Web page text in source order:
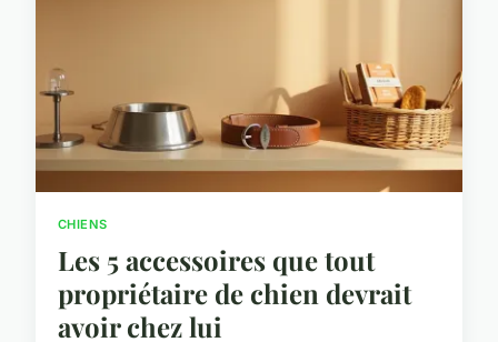
CHIENS
Les 5 accessoires que tout
propriétaire de chien devrait
avoir chez lui